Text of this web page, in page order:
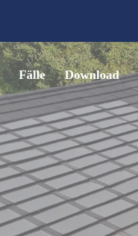
Fälle Download